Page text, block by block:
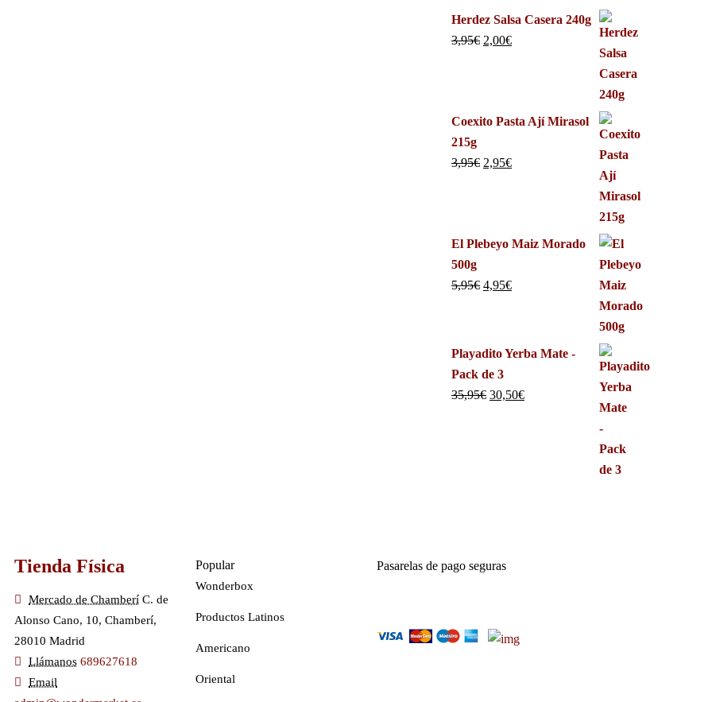
Herdez Salsa Casera 240g
3,95€ 2,00€
Coexito Pasta Ají Mirasol
215g
3,95€ 2,95€
El Plebeyo Maiz Morado
500g
5,95€ 4,95€
Playadito Yerba Mate -
Pack de 3
35,95€ 30,50€
Tienda Física
Mercado de Chamberí C. de
Alonso Cano, 10, Chamberí,
28010 Madrid
Llámanos 689627618
Email
Popular
Wonderbox
Productos Latinos
Americano
Oriental
Pasarelas de pago seguras